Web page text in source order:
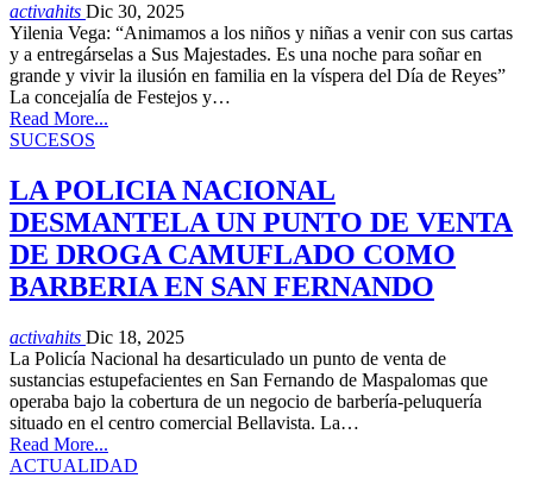
activahits Dic 30, 2025
Yilenia Vega: “Animamos a los niños y niñas a venir con sus cartas
y a entregárselas a Sus Majestades. Es una noche para soñar en
grande y vivir la ilusión en familia en la víspera del Día de Reyes”
La concejalía de Festejos y…
Read More...
SUCESOS
LA POLICIA NACIONAL
DESMANTELA UN PUNTO DE VENTA
DE DROGA CAMUFLADO COMO
BARBERIA EN SAN FERNANDO
activahits Dic 18, 2025
La Policía Nacional ha desarticulado un punto de venta de
sustancias estupefacientes en San Fernando de Maspalomas que
operaba bajo la cobertura de un negocio de barbería-peluquería
situado en el centro comercial Bellavista. La…
Read More...
ACTUALIDAD